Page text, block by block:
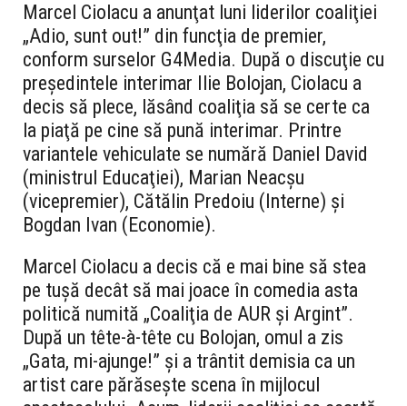
Marcel Ciolacu a anunţat luni liderilor coaliţiei
„Adio, sunt out!” din funcţia de premier,
conform surselor G4Media. După o discuţie cu
preşedintele interimar Ilie Bolojan, Ciolacu a
decis să plece, lăsând coaliţia să se certe ca
la piaţă pe cine să pună interimar. Printre
variantele vehiculate se numără Daniel David
(ministrul Educaţiei), Marian Neacşu
(vicepremier), Cătălin Predoiu (Interne) şi
Bogdan Ivan (Economie).
Marcel Ciolacu a decis că e mai bine să stea
pe tuşă decât să mai joace în comedia asta
politică numită „Coaliţia de AUR şi Argint”.
După un tête-à-tête cu Bolojan, omul a zis
„Gata, mi-ajunge!” şi a trântit demisia ca un
artist care părăseşte scena în mijlocul